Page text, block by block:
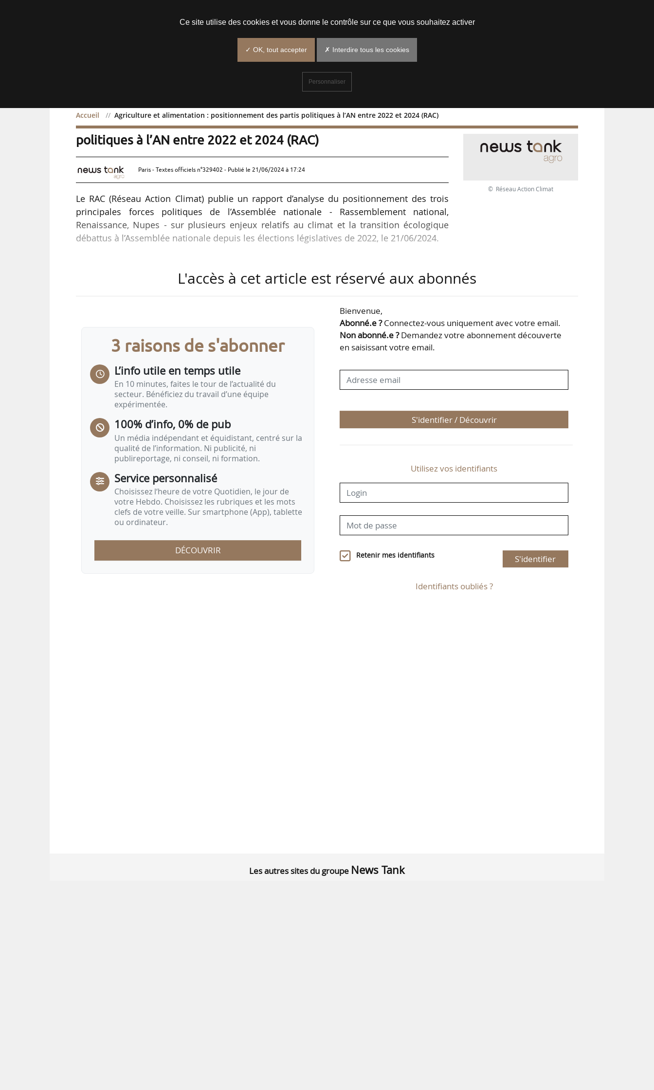
Accueil Agriculture et alimentation : positionnement des partis politiques à l’AN entre 2022 et 2024 (RAC)
Agriculture et alimentation : positionnement des partis
politiques à l’AN entre 2022 et 2024 (RAC)
Paris - Textes officiels n°329402 - Publié le 21/06/2024 à 17:24
Le RAC (Réseau Action Climat) publie un rapport d’analyse du positionnement des trois
principales forces politiques de l’Assemblée nationale - Rassemblement national,
Renaissance, Nupes - sur plusieurs enjeux relatifs au climat et la transition écologique
débattus à l’Assemblée nationale depuis les élections législatives de 2022, le 21/06/2024.
- Pour soutenir les éleveurs : garantir l’approvisionnement des cantines de l’État en viande
- Pour la santé des consommateurs : supprimer les additifs cancérogènes dans les
charcuteries industrielles ;
© Réseau Action Climat
L'accès à cet article est réservé aux abonnés
3 raisons de s'abonner
L’info utile en temps utile
En 10 minutes, faites le tour de l’actualité du
secteur. Bénéficiez du travail d’une équipe
expérimentée.
100% d’info, 0% de pub
Un média indépendant et équidistant, centré sur la
qualité de l’information. Ni publicité, ni
publireportage, ni conseil, ni formation.
Service personnalisé
Choisissez l‘heure de votre Quotidien, le jour de
votre Hebdo. Choisissez les rubriques et les mots
clefs de votre veille. Sur smartphone (App), tablette
ou ordinateur.
DÉCOUVRIR
Bienvenue,
Abonné.e ?Connectez-vous uniquement avec votre email.
Non abonné.e ?Demandez votre abonnement découverte
en saisissant votre email.
S'identifier / Découvrir
Utilisez vos identifiants
Retenir mes identifiants S'identifier
Identifiants oubliés ?
Les autres sites du groupe News Tank
Ce site utilise des cookies et vous donne le contrôle sur ce que vous souhaitez activer
✓ OK, tout accepter ✗ Interdire tous les cookies
Personnaliser